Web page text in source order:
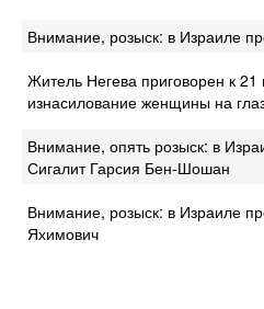
Внимание, розыск: в Израиле
Житель Негева приговорен к 21
изнасилование женщины на
Внимание, опять розыск: в
Сигалит Гарсия Бен-Шошан
Внимание, розыск: в Израиле
Яхимович